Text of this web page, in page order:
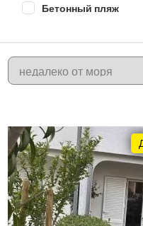
Бетонный пляж
+
−